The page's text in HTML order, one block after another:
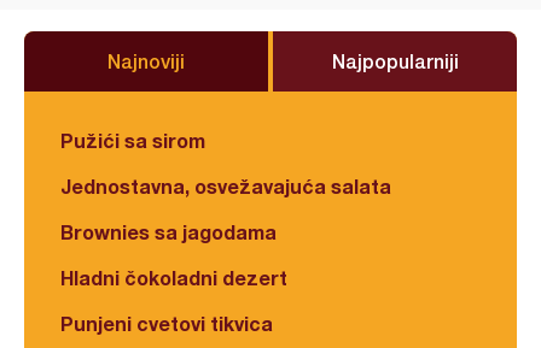
Najnoviji Najpopularniji
Pužići sa sirom
Jednostavna, osvežavajuća salata
Brownies sa jagodama
Hladni čokoladni dezert
Punjeni cvetovi tikvica